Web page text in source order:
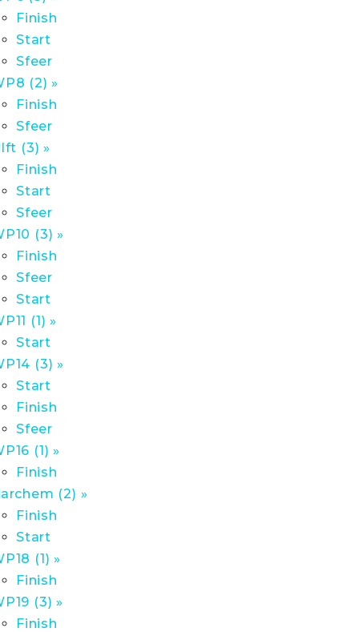
Finish
Start
Sfeer
(2) »
Finish
Sfeer
(3) »
Finish
Start
Sfeer
(3) »
Finish
Sfeer
Start
(1) »
Start
(3) »
Start
Finish
Sfeer
(1) »
Finish
(2) »
Finish
Start
(1) »
Finish
(3) »
Finish